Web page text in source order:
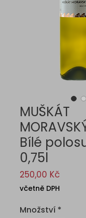
MUŠKÁT
Bílé
0,75l
250,00 Kč
včetně DPH
Množství *